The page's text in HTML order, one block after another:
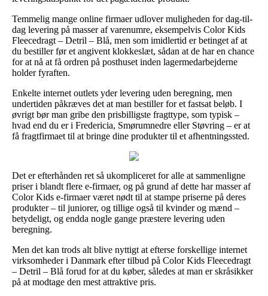
Temmelig mange online firmaer udlover muligheden for dag-til-
dag levering på masser af varenumre, eksempelvis Color Kids
Fleecedragt – Detril – Blå, men som imidlertid er betinget af at
du bestiller før et angivent klokkeslæt, sådan at de har en chance
for at nå at få ordren på posthuset inden lagermedarbejderne
holder fyraften.
Enkelte internet outlets yder levering uden beregning, men
undertiden påkræves det at man bestiller for et fastsat beløb. I
øvrigt bør man gribe den prisbilligste fragttype, som typisk –
hvad end du er i Fredericia, Smørumnedre eller Støvring – er at
få fragtfirmaet til at bringe dine produkter til et afhentningssted.
Det er efterhånden ret så ukompliceret for alle at sammenligne
priser i blandt flere e-firmaer, og på grund af dette har masser af
Color Kids e-firmaer været nødt til at stampe priserne på deres
produkter – til juniorer, og tillige også til kvinder og mænd –
betydeligt, og endda nogle gange præstere levering uden
beregning.
Men det kan trods alt blive nyttigt at efterse forskellige internet
virksomheder i Danmark efter tilbud på Color Kids Fleecedragt
– Detril – Blå forud for at du køber, således at man er skråsikker
på at modtage den mest attraktive pris.